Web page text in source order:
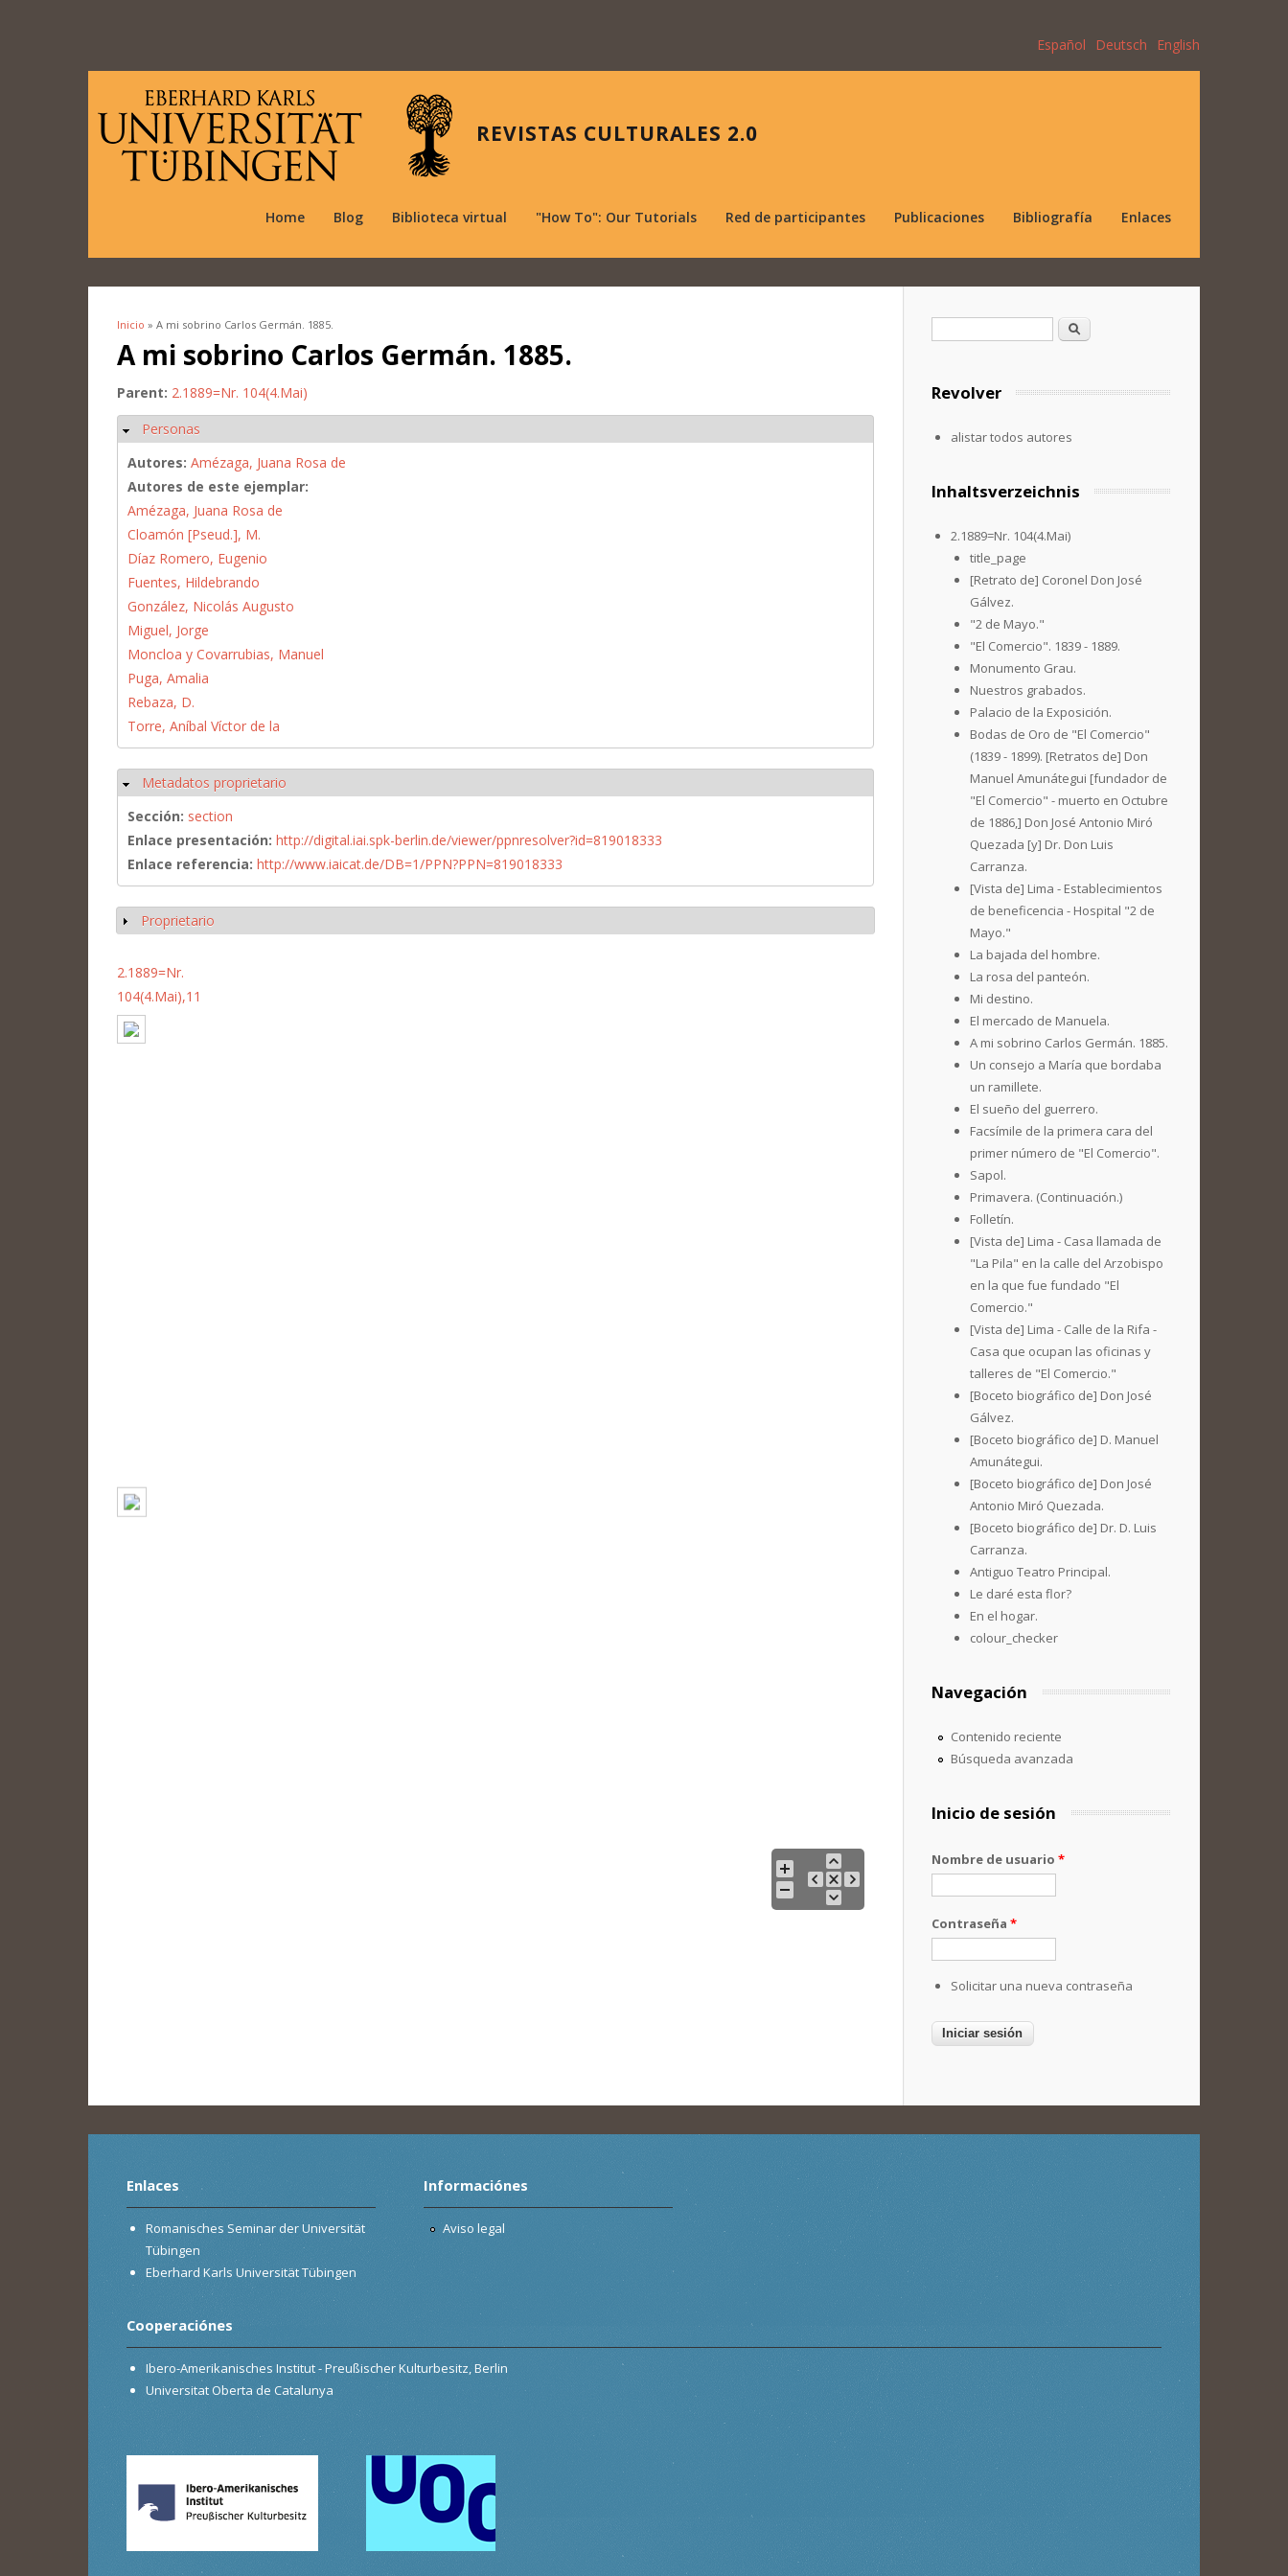
Español Deutsch English
REVISTAS CULTURALES 2.0
Home Blog Biblioteca virtual "How To": Our Tutorials Red de participantes Publicaciones Bibliografía Enlaces
Se encuentra usted aquí
Inicio » A mi sobrino Carlos Germán. 1885.
A mi sobrino Carlos Germán. 1885.
Parent: 2.1889=Nr. 104(4.Mai)
Ocultar
Personas
Autores: Amézaga, Juana Rosa de
Autores de este ejemplar:
Amézaga, Juana Rosa de
Cloamón [Pseud.], M.
Díaz Romero, Eugenio
Fuentes, Hildebrando
González, Nicolás Augusto
Miguel, Jorge
Moncloa y Covarrubias, Manuel
Puga, Amalia
Rebaza, D.
Torre, Aníbal Víctor de la
Ocultar
Metadatos proprietario
Sección: section
Enlace presentación: http://digital.iai.spk-berlin.de/viewer/ppnresolver?id=819018333
Enlace referencia: http://www.iaicat.de/DB=1/PPN?PPN=819018333
Mostrar
Proprietario
2.1889=Nr.
104(4.Mai),11
Formulario de búsqueda
Buscar
Revolver
alistar todos autores
Inhaltsverzeichnis
2.1889=Nr. 104(4.Mai)
title_page
[Retrato de] Coronel Don José
Gálvez.
"2 de Mayo."
"El Comercio". 1839 - 1889.
Monumento Grau.
Nuestros grabados.
Palacio de la Exposición.
Bodas de Oro de "El Comercio"
(1839 - 1899). [Retratos de] Don
Manuel Amunátegui [fundador de
"El Comercio" - muerto en Octubre
de 1886,] Don José Antonio Miró
Quezada [y] Dr. Don Luis
Carranza.
[Vista de] Lima - Establecimientos
de beneficencia - Hospital "2 de
Mayo."
La bajada del hombre.
La rosa del panteón.
Mi destino.
El mercado de Manuela.
A mi sobrino Carlos Germán. 1885.
Un consejo a María que bordaba
un ramillete.
El sueño del guerrero.
Facsímile de la primera cara del
primer número de "El Comercio".
Sapol.
Primavera. (Continuación.)
Folletín.
[Vista de] Lima - Casa llamada de
"La Pila" en la calle del Arzobispo
en la que fue fundado "El
Comercio."
[Vista de] Lima - Calle de la Rifa -
Casa que ocupan las oficinas y
talleres de "El Comercio."
[Boceto biográfico de] Don José
Gálvez.
[Boceto biográfico de] D. Manuel
Amunátegui.
[Boceto biográfico de] Don José
Antonio Miró Quezada.
[Boceto biográfico de] Dr. D. Luis
Carranza.
Antiguo Teatro Principal.
Le daré esta flor?
En el hogar.
colour_checker
Navegación
Contenido reciente
Búsqueda avanzada
Inicio de sesión
Nombre de usuario *
Contraseña *
Solicitar una nueva contraseña
Enlaces
Romanisches Seminar der Universität
Tübingen
Eberhard Karls Universität Tübingen
Informaciónes
Aviso legal
Cooperaciónes
Ibero-Amerikanisches Institut - Preußischer Kulturbesitz, Berlin
Universitat Oberta de Catalunya